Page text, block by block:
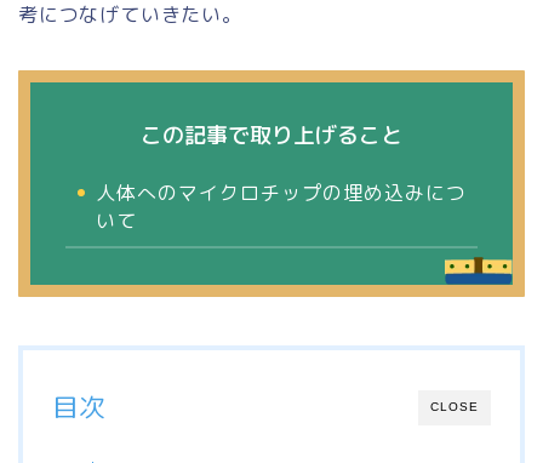
考につなげていきたい。
この記事で取り上げること
人体へのマイクロチップの埋め込みにつ
いて
CLOSE
目次